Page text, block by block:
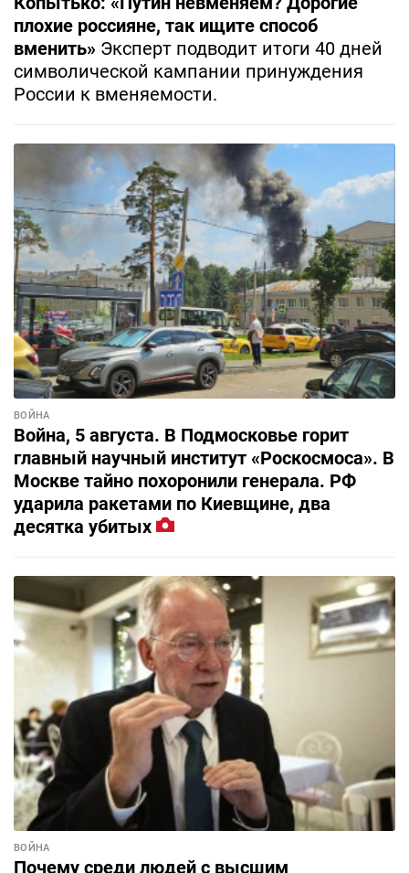
плохие россияне, так ищите способ
вменить» Эксперт подводит итоги 40 дней
символической кампании принуждения
России к вменяемости.
ВОЙНА
Война, 5 августа. В Подмосковье горит
главный научный институт «Роскосмоса». В
Москве тайно похоронили генерала. РФ
ударила ракетами по Киевщине, два
десятка убитых
ВОЙНА
Почему среди людей с высшим